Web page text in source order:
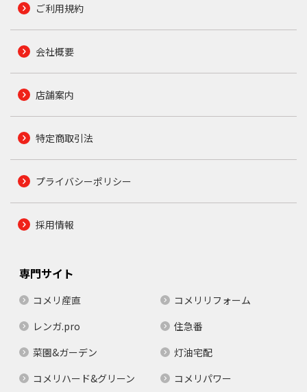
ご利用規約
会社概要
店舗案内
特定商取引法
プライバシーポリシー
採用情報
専門サイト
コメリ産直
コメリリフォーム
レンガ.pro
住急番
菜園&ガーデン
灯油宅配
コメリハード&グリーン
コメリパワー